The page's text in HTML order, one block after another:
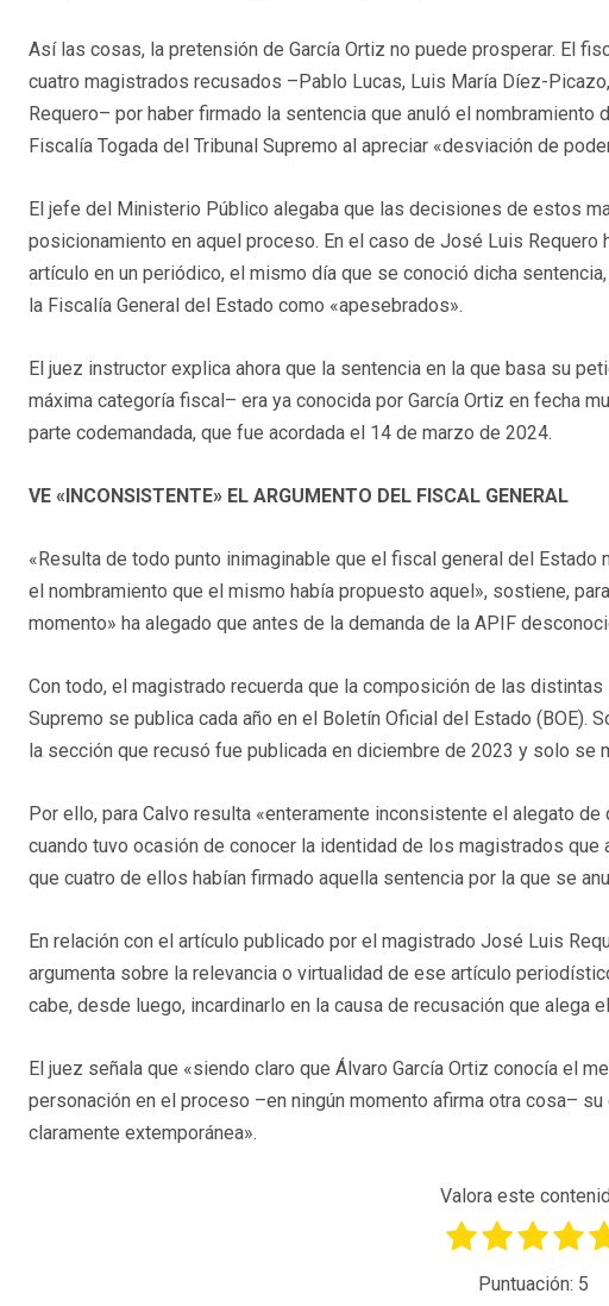
Así las cosas, la pretensión de García Ortiz no puede prosperar. El
cuatro magistrados recusados –Pablo Lucas, Luis María Díez-
Requero– por haber firmado la sentencia que anuló el
Fiscalía Togada del Tribunal Supremo al apreciar «desviación de
El jefe del Ministerio Público alegaba que las decisiones de estos
posicionamiento en aquel proceso. En el caso de José Luis Requero
artículo en un periódico, el mismo día que se conoció dicha
la Fiscalía General del Estado como «apesebrados».
El juez instructor explica ahora que la sentencia en la que basa su
máxima categoría fiscal– era ya conocida por García Ortiz en fecha
parte codemandada, que fue acordada el 14 de marzo de 2024.
VE «INCONSISTENTE» EL ARGUMENTO DEL FISCAL GENERAL
«Resulta de todo punto inimaginable que el fiscal general del Estado
el nombramiento que el mismo había propuesto aquel», sostiene,
momento» ha alegado que antes de la demanda de la APIF
Con todo, el magistrado recuerda que la composición de las distintas
Supremo se publica cada año en el Boletín Oficial del Estado (BOE).
la sección que recusó fue publicada en diciembre de 2023 y solo se
Por ello, para Calvo resulta «enteramente inconsistente el alegato
cuando tuvo ocasión de conocer la identidad de los magistrados que
que cuatro de ellos habían firmado aquella sentencia por la que se
En relación con el artículo publicado por el magistrado José Luis
argumenta sobre la relevancia o virtualidad de ese artículo
cabe, desde luego, incardinarlo en la causa de recusación que alega
El juez señala que «siendo claro que Álvaro García Ortiz conocía el
personación en el proceso –en ningún momento afirma otra cosa–
claramente extemporánea».
Valora este
Puntuación: 5